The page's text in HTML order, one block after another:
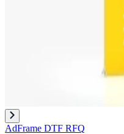
AdFrame DTF RFQ